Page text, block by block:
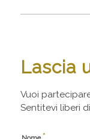
Lascia
Vuoi
Sentitevi liberi
*